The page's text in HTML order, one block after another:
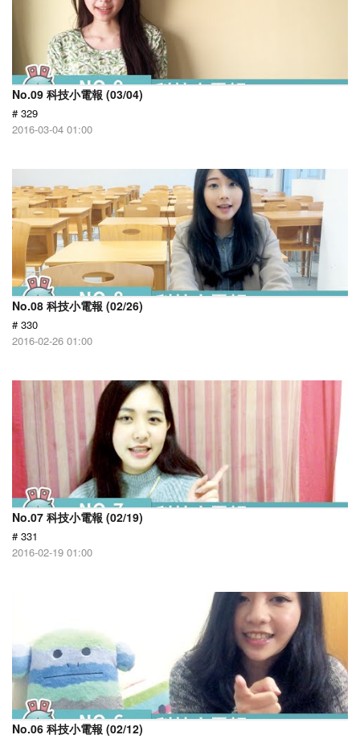
No.09 科技小電報 (03/04)
# 329
2016-03-04 01:00
No.08 科技小電報 (02/26)
# 330
2016-02-26 01:00
No.07 科技小電報 (02/19)
# 331
2016-02-19 01:00
No.06 科技小電報 (02/12)